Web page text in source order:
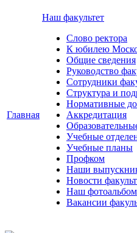
Главная
Наш факультет
Слово ректора
К юбилею
Общие сведения
Руководство
Сотрудники
Структура и
Нормативные
Аккредитация
Учебные
Учебные планы
Профком
Наши
Новости
Наш фотоальбом
Вакансии